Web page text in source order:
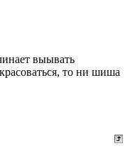
выывать
то ни шиша